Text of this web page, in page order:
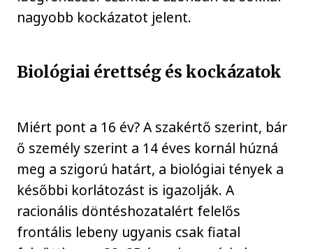
nagyobb kockázatot jelent.
Biológiai érettség és kockázatok
Miért pont a 16 év? A szakértő szerint, bár
ő személy szerint a 14 éves kornál húzná
meg a szigorú határt, a biológiai tények a
későbbi korlátozást is igazolják. A
racionális döntéshozatalért felelős
frontális lebeny ugyanis csak fiatal